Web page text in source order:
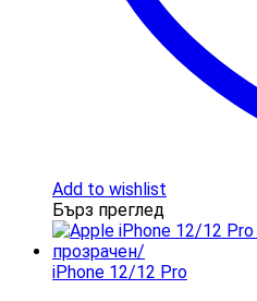
Add to wishlist
Бърз преглед
iPhone 12/12 Pro